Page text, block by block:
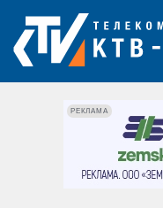
РЕКЛАМА